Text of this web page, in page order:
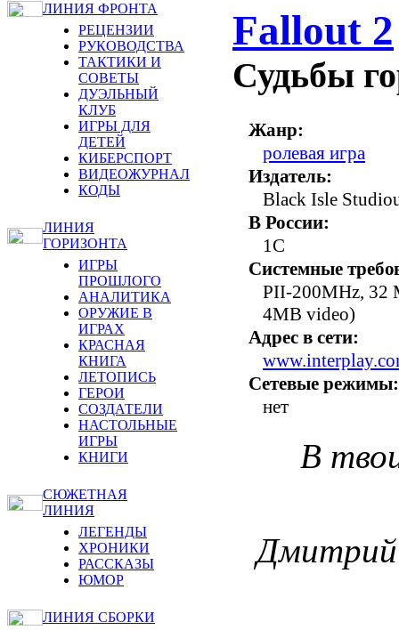
ЛИНИЯ ФРОНТА
РЕЦЕНЗИИ
РУКОВОДСТВА
ТАКТИКИ И
СОВЕТЫ
ДУЭЛЬНЫЙ
КЛУБ
ИГРЫ ДЛЯ
ДЕТЕЙ
КИБЕРСПОРТ
ВИДЕОЖУРНАЛ
КОДЫ
ЛИНИЯ
ГОРИЗОНТА
ИГРЫ
ПРОШЛОГО
АНАЛИТИКА
ОРУЖИЕ В
ИГРАХ
КРАСНАЯ
КНИГА
ЛЕТОПИСЬ
ГЕРОИ
СОЗДАТЕЛИ
НАСТОЛЬНЫЕ
ИГРЫ
КНИГИ
СЮЖЕТНАЯ
ЛИНИЯ
ЛЕГЕНДЫ
ХРОНИКИ
РАССКАЗЫ
ЮМОР
ЛИНИЯ СБОРКИ
Fallout 2
Судьбы
Жанр:
ролевая игра
Издатель:
Black Isle
В России:
1C
Системные
PII-200MHz, 32
4MB video)
Адрес в сети:
Сетевые режимы:
нет
В
Дмитрий